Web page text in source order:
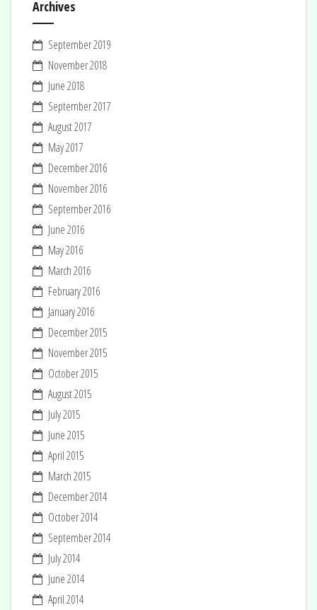
Archives
September 2019
November 2018
June 2018
September 2017
August 2017
May 2017
December 2016
November 2016
September 2016
June 2016
May 2016
March 2016
February 2016
January 2016
December 2015
November 2015
October 2015
August 2015
July 2015
June 2015
April 2015
March 2015
December 2014
October 2014
September 2014
July 2014
June 2014
April 2014